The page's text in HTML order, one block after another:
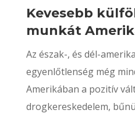
Kevesebb
munkát
Az észak-, és dél-
egyenlőtlenség még
Amerikában a pozitív
drogkereskedelem,